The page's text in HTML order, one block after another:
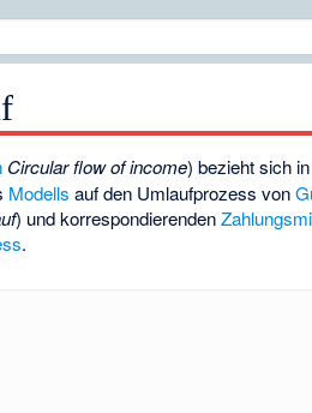
Circular flow of income) bezieht sich
Modells auf den Umlaufprozess von
) und korrespondierenden
.